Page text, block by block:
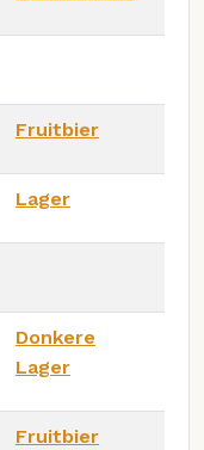
Fruitbier
Lager
Donkere
Lager
Fruitbier